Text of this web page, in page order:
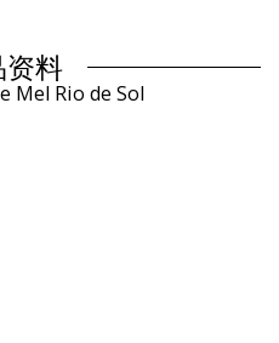
料
Mel Rio de Sol